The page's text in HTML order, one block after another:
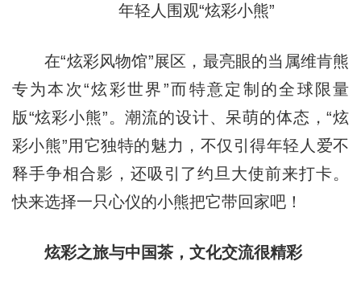
年轻人围观“炫彩小熊”
在“炫彩风物馆”展区，最亮眼的当属维肯熊
专为本次“炫彩世界”而特意定制的全球限量
版“炫彩小熊”。潮流的设计、呆萌的体态，“炫
彩小熊”用它独特的魅力，不仅引得年轻人爱不
释手争相合影，还吸引了约旦大使前来打卡。
快来选择一只心仪的小熊把它带回家吧！
炫彩之旅与中国茶，文化交流很精彩